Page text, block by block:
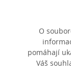
O
pomáhají
Váš